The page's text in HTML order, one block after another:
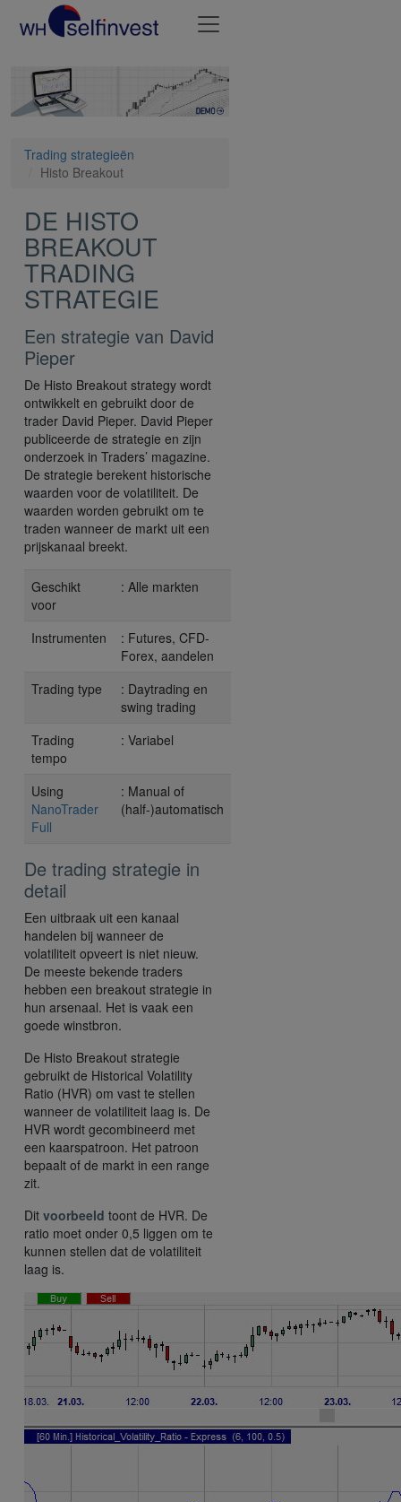
Trading strategieën
Histo Breakout
DE HISTO
BREAKOUT
TRADING
STRATEGIE
Een strategie van David
Pieper
De Histo Breakout strategy wordt
ontwikkelt en gebruikt door de
trader David Pieper. David Pieper
publiceerde de strategie en zijn
onderzoek in Traders’ magazine.
De strategie berekent historische
waarden voor de volatiliteit. De
waarden worden gebruikt om te
traden wanneer de markt uit een
prijskanaal breekt.
Geschikt
voor
: Alle markten
Instrumenten
: Futures, CFD-
Forex, aandelen
Trading type
: Daytrading en
swing trading
Trading
tempo
: Variabel
Using
NanoTrader
Full
: Manual of
(half-)automatisch
De trading strategie in
detail
Een uitbraak uit een kanaal
handelen bij wanneer de
volatiliteit opveert is niet nieuw.
De meeste bekende traders
hebben een breakout strategie in
hun arsenaal. Het is vaak een
goede winstbron.
De Histo Breakout strategie
gebruikt de Historical Volatility
Ratio (HVR) om vast te stellen
wanneer de volatiliteit laag is. De
HVR wordt gecombineerd met
een kaarspatroon. Het patroon
bepaalt of de markt in een range
zit.
Dit voorbeeld toont de HVR. De
ratio moet onder 0,5 liggen om te
kunnen stellen dat de volatiliteit
laag is.